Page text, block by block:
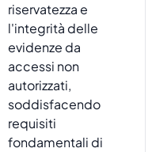
riservatezza e
l'integrità delle
evidenze da
accessi non
autorizzati,
soddisfacendo
requisiti
fondamentali di